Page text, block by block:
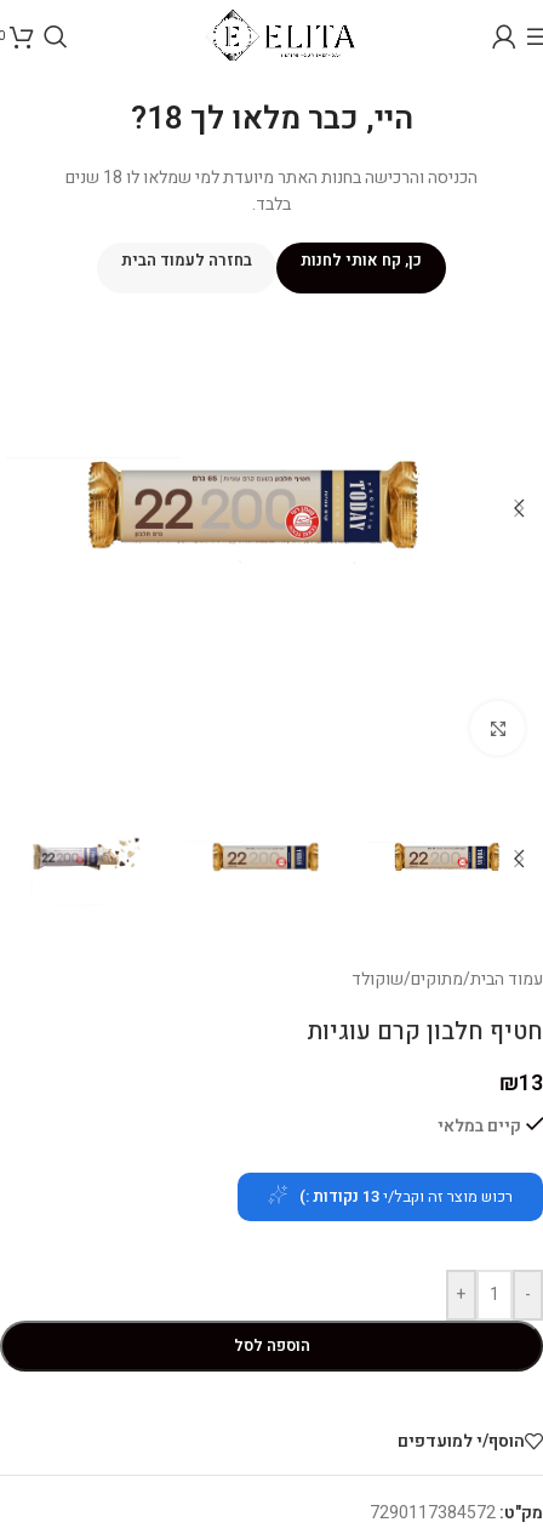
היי, כבר מלאו לך 18?
הכניסה והרכישה בחנות האתר מיועדת למי שמלאו לו 18 שנים
בלבד.
כן, קח אותי לחנות בחזרה לעמוד הבית
עמוד הבית/מתוקים/שוקולד
חטיף חלבון קרם עוגיות
₪13
קיים במלאי
רכוש מוצר זה וקבל/י13 נקודות :)
-
+
הוספה לסל
הוסף/י למועדפים
מק"ט:7290117384572